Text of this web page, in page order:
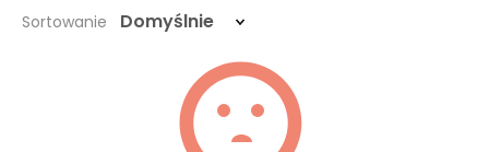
Sortowanie Domyślnie